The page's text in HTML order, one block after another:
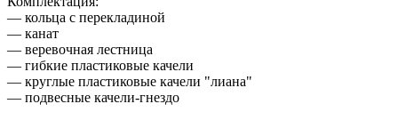
— кольца с перекладиной
— канат
— веревочная лестница
— гибкие пластиковые качели
— круглые пластиковые качели "лиана"
— подвесные качели-гнездо